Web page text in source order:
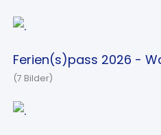
Ferien(s)pass 2026 -
(7 Bilder)